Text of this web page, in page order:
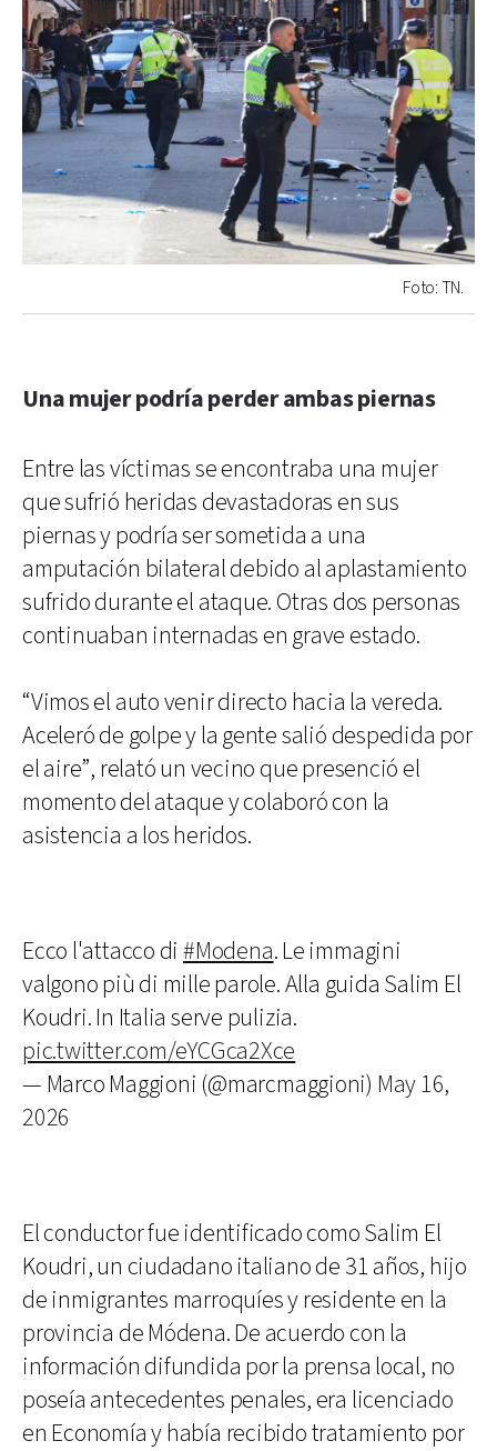
Foto: TN.
Una mujer podría perder ambas piernas
Entre las víctimas se encontraba una mujer
que sufrió heridas devastadoras en sus
piernas y podría ser sometida a una
amputación bilateral debido al aplastamiento
sufrido durante el ataque. Otras dos personas
continuaban internadas en grave estado.
“Vimos el auto venir directo hacia la vereda.
Aceleró de golpe y la gente salió despedida por
el aire”, relató un vecino que presenció el
momento del ataque y colaboró con la
asistencia a los heridos.
Ecco l'attacco di#Modena. Le immagini
valgono più di mille parole. Alla guida Salim El
Koudri. In Italia serve pulizia.
pic.twitter.com/eYCGca2Xce
— Marco Maggioni (@marcmaggioni) May 16,
2026
El conductor fue identificado como Salim El
Koudri, un ciudadano italiano de 31 años, hijo
de inmigrantes marroquíes y residente en la
provincia de Módena. De acuerdo con la
información difundida por la prensa local, no
poseía antecedentes penales, era licenciado
en Economía y había recibido tratamiento por